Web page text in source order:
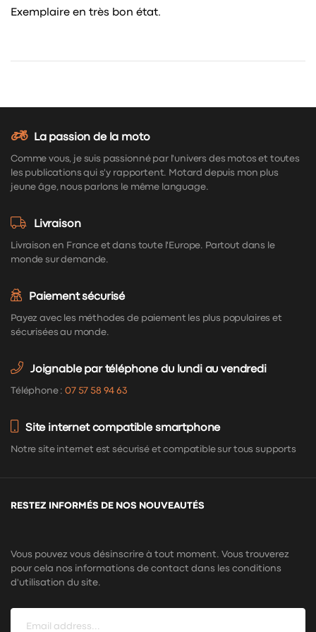
Exemplaire en très bon état.
La passion de la moto
Comme vous, je suis passionné par l'univers des motos et toutes
les publications qui s'y rapportent. Motard depuis mon plus
jeune âge, nous parlons le même language.
Livraison
Livraison en France et dans toute l'Europe. Partout dans le
monde sur demande.
Paiement sécurisé
Payez avec les méthodes de paiement les plus populaires et
sécurisées au monde.
Joignable par téléphone du lundi au vendredi
Téléphone :07 57 58 94 63
Site internet compatible smartphone
Notre site internet est sécurisé et compatible sur tous supports
RESTEZ INFORMÉS DE NOS NOUVEAUTÉS
Vous pouvez vous désinscrire à tout moment. Vous trouverez
pour cela nos informations de contact dans les conditions
d'utilisation du site.